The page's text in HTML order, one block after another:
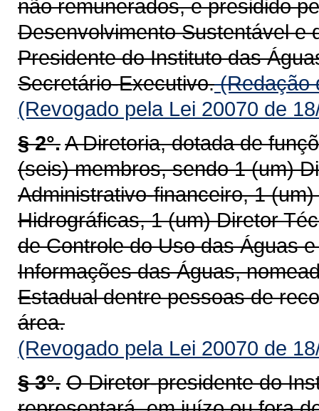
não remunerados, e presidido
Desenvolvimento Sustentável e
Presidente do Instituto das
Secretário-Executivo.(Redação
(Revogado pela Lei 20070 de
§ 2°.A Diretoria, dotada de
(seis) membros, sendo 1 (um)
Administrativo-financeiro, 1
Hidrográficas, 1 (um) Diretor
de Controle do Uso das Águas
Informações das Águas,
Estadual dentre pessoas de
área.
(Revogado pela Lei 20070 de
§ 3°. O Diretor-presidente do